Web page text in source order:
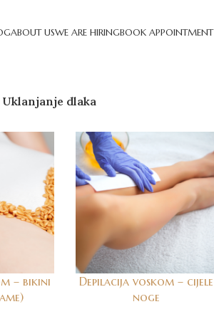
ABOUT USWE ARE HIRINGBOOK APPOINTMENT
Uklanjanje dlaka
– bikini
Depilacija voskom – cijele
noge